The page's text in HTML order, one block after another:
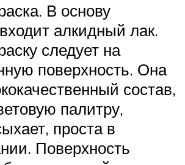
В основу
алкидный лак.
следует на
поверхность. Она
состав,
палитру,
проста в
Поверхность